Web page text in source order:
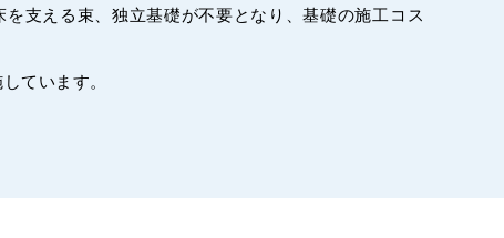
支える束、独立基礎が不要となり、基礎の施工コス
ています。